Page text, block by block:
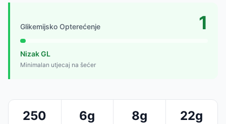
Glikemijsko Opterećenje 1
Nizak GL
Minimalan utjecaj na šećer
250 6g 8g 22g